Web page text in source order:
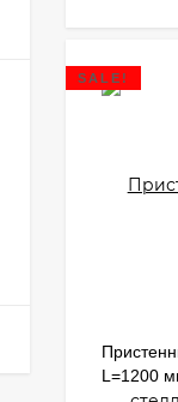
SALE!
L=1200